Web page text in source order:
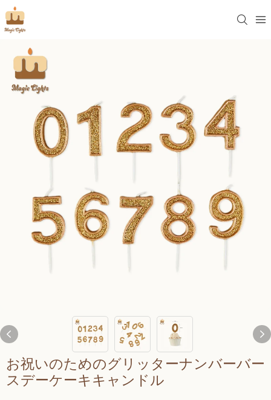
お祝いのためのグリッターナンバーバー
スデーケーキキャンドル